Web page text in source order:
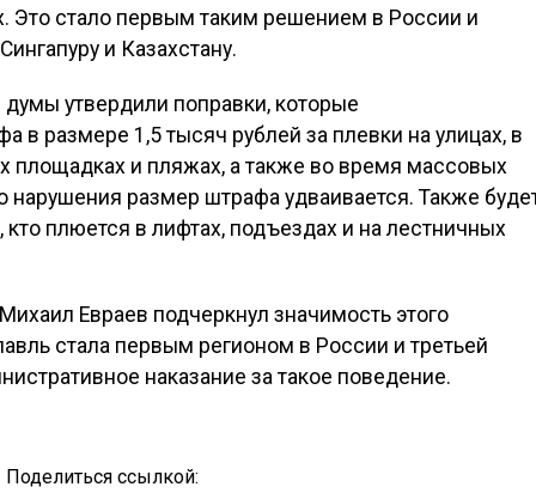
Это стало первым таким решением в России и
и Казахстану.
утвердили поправки, которые
в размере 1,5 тысяч рублей за плевки на улицах, в
площадках и пляжах, а также во время массовых
нарушения размер штрафа удваивается. Также
кто плюется в лифтах, подъездах и на лестничных
Евраев подчеркнул значимость этого
стала первым регионом в России и третьей
наказание за такое поведение.
Поделиться ссылкой: